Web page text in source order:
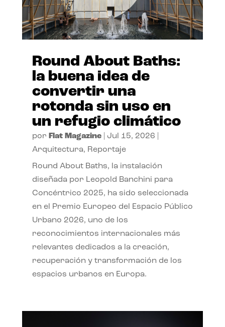
Round About Baths:
la buena idea de
convertir una
rotonda sin uso en
un refugio climático
por Flat Magazine| Jul 15, 2026
Arquitectura, Reportaje
Round About Baths, la instalación
diseñada por Leopold Banchini para
Concéntrico 2025, ha sido seleccionada
en el Premio Europeo del Espacio Público
Urbano 2026, uno de los
reconocimientos internacionales más
relevantes dedicados a la creación,
recuperación y transformación de los
espacios urbanos en Europa.